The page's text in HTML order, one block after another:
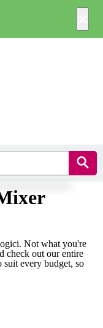
Not what you're
check out our entire
every budget, so